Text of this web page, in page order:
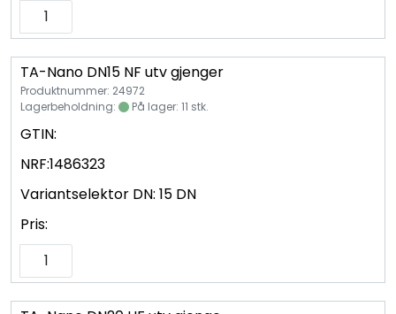
TA-Nano DN15 NF utv gjenger
Produktnummer: 24972
Lagerbeholdning:
På lager: 11 stk.
GTIN:
NRF:1486323
Variantselektor DN: 15 DN
Pris: